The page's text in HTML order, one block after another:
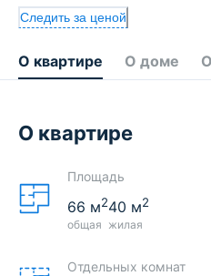
Следить за ценой
О квартире О доме
О квартире
Площадь
66 м2
общая
40 м2
жилая
Отдельных комнат